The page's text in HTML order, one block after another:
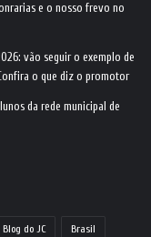
e o nosso frevo no
vão seguir o exemplo de
o que diz o promotor
da rede municipal de
Blog do JC Brasil